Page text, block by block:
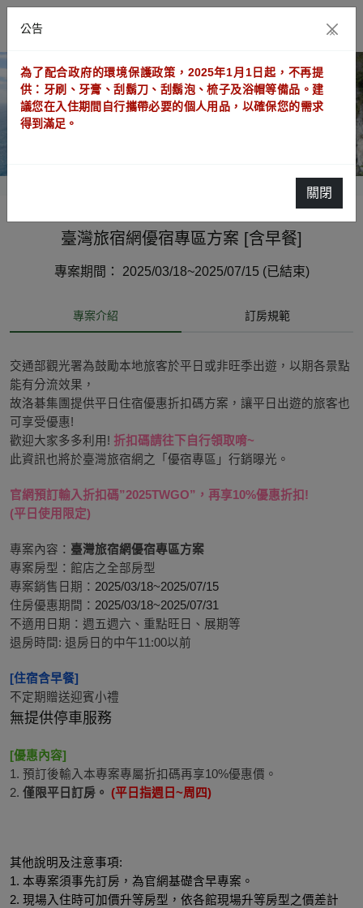
臺灣旅宿網優宿專區方案 [含早餐]
專案期間： 2025/03/18~2025/07/15 (已結束)
專案介紹 訂房規範
交通部觀光署為鼓勵本地旅客於平日或非旺季出遊，以期各景點
能有分流效果，
故洛碁集團提供平日住宿優惠折扣碼方案，讓平日出遊的旅客也
可享受優惠!
歡迎大家多多利用! 折扣碼請往下自行領取唷~
此資訊也將於臺灣旅宿網之「優宿專區」行銷曝光。
官網預訂輸入折扣碼”2025TWGO”，再享10%優惠折扣!
(平日使用限定)
專案內容： 臺灣旅宿網優宿專區方案
專案房型： 館店之全部房型
專案銷售日期： 2025/03/18~2025/07/15
住房優惠期間： 2025/03/18~2025/07/31
不適用日期：週五週六、重點旺日、展期等
退房時間: 退房日的中午11:00以前
[住宿含早餐]
不定期贈送迎賓小禮
無提供停車服務
[優惠內容]
1. 預訂後輸入本專案專屬折扣碼再享10%優惠價。
2. 僅限平日訂房。 (平日指週日~周四)
其他說明及注意事項:
1. 本專案須事先訂房，為官網基礎含早專案。
2. 現場入住時可加價升等房型，依各館現場升等房型之價差計
公告 ×
為了配合政府的環境保護政策，2025年1月1日起，不再提
供：牙刷、牙膏、刮鬍刀、刮鬍泡、梳子及浴帽等備品。建
議您在入住期間自行攜帶必要的個人用品，以確保您的需求
得到滿足。
關閉